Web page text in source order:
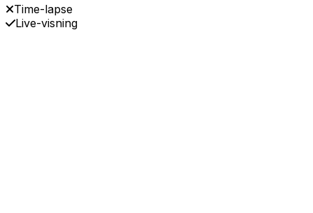
Time-lapse
Live-visning